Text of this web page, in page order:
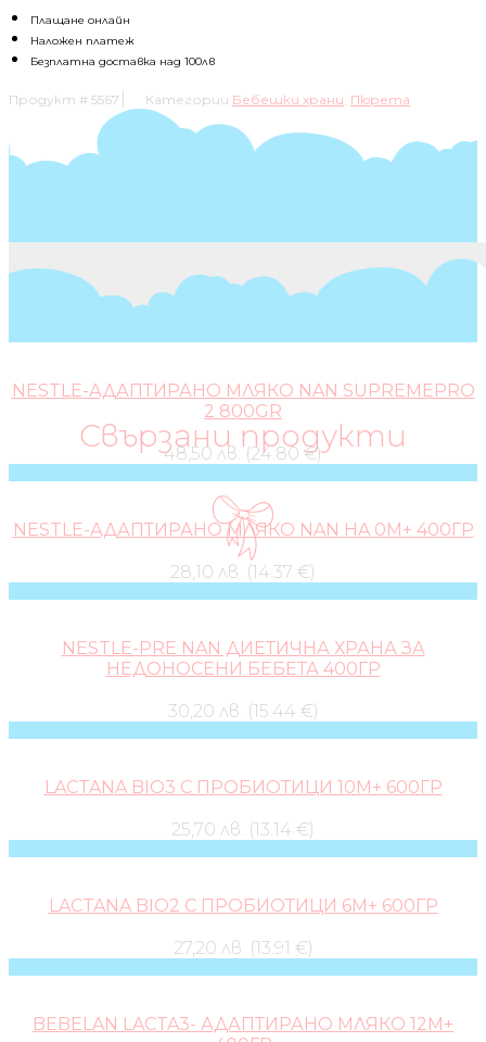
ЯБЪЛКИ
И
СИНИ
С
5М+
190ГР
Плащане онлайн
Наложен платеж
Безплатна доставка над 100лв
Продукт # 5567 Категории Бебешки храни, Пюрета
Свързани продукти
NESTLE-АДАПТИРАНО МЛЯКО NAN SUPREMEPRO
2 800GR
48,50 лв. (24.80 €)
NESTLE-АДАПТИРАНО МЛЯКО NAN HA 0М+ 400ГР
28,10 лв. (14.37 €)
NESTLE-PRE NAN ДИЕТИЧНА ХРАНА ЗА
НЕДОНОСЕНИ БЕБЕТА 400ГР
30,20 лв. (15.44 €)
LACTANA BIO3 С ПРОБИОТИЦИ 10М+ 600ГР
25,70 лв. (13.14 €)
LACTANA BIO2 С ПРОБИОТИЦИ 6М+ 600ГР
27,20 лв. (13.91 €)
BEBELAN LACTA3- АДАПТИРАНО МЛЯКО 12М+